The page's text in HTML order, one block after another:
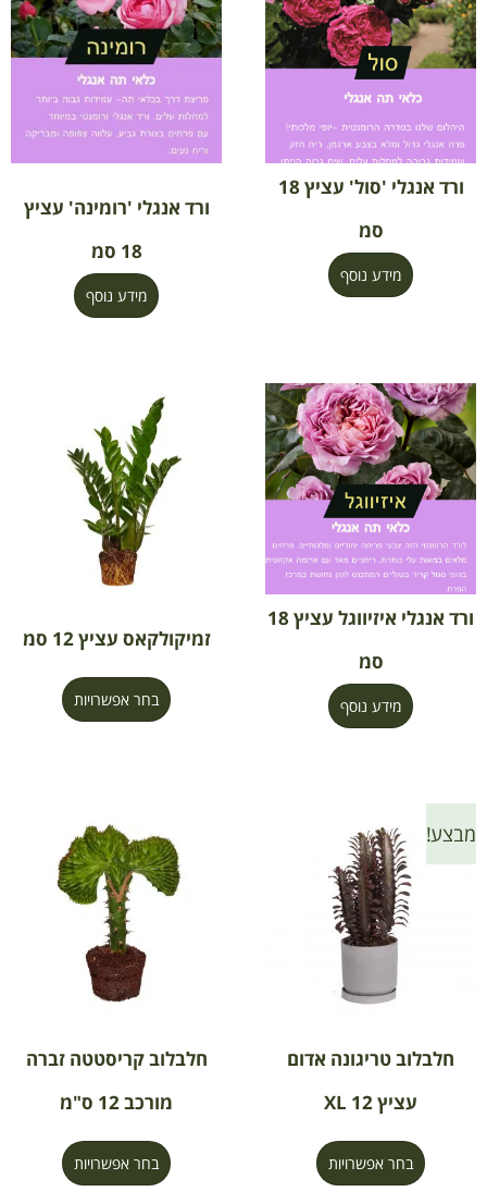
ורד אנגלי 'סול' עציץ 18
סמ
מידע נוסף
ורד אנגלי 'רומינה' עציץ
18 סמ
מידע נוסף
ורד אנגלי איזיווגל עציץ 18
סמ
מידע נוסף
זמיקולקאס עציץ 12 סמ
בחר אפשרויות
מבצע!
חלבלוב טריגונה אדום
עציץ 12 XL
בחר אפשרויות
חלבלוב קריסטטה זברה
מורכב 12 ס"מ
בחר אפשרויות